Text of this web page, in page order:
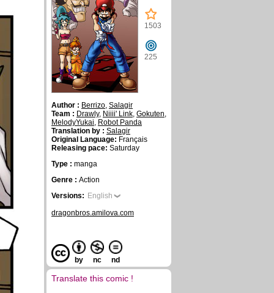
1503
225
Author : Berrizo, Salagir
Team : Drawly, Niiii' Link, Gokuten,
MelodyYukai, Robot Panda
Translation by : Salagir
Original Language: Français
Releasing pace: Saturday
Type : manga
Genre : Action
Versions: English
dragonbros.amilova.com
by nc nd
Translate this comic !